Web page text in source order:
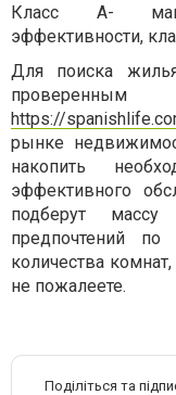
Класс А-
эффективности,
Для поиска
https://
рынке
накопить
эффективного
подберут
предпочтений по
количества
не пожалеете.
Поділіться та